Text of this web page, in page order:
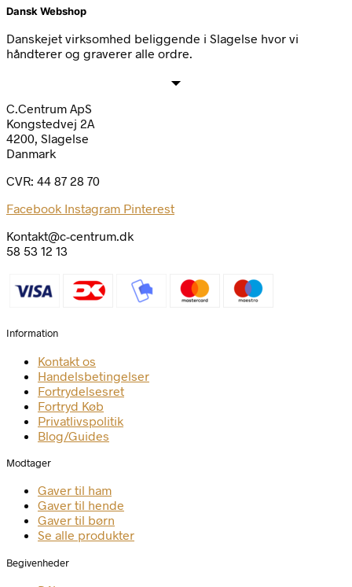
Dansk Webshop
Danskejet virksomhed beliggende i Slagelse hvor vi
håndterer og graverer alle ordre.
C.Centrum ApS
Kongstedvej 2A
4200, Slagelse
Danmark
CVR: 44 87 28 70
Facebook Instagram Pinterest
Kontakt@c-centrum.dk
58 53 12 13
Information
Kontakt os
Handelsbetingelser
Fortrydelsesret
Fortryd Køb
Privatlivspolitik
Blog/Guides
Modtager
Gaver til ham
Gaver til hende
Gaver til børn
Se alle produkter
Begivenheder